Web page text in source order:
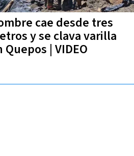
cae desde tres
y se clava varilla
Quepos | VIDEO